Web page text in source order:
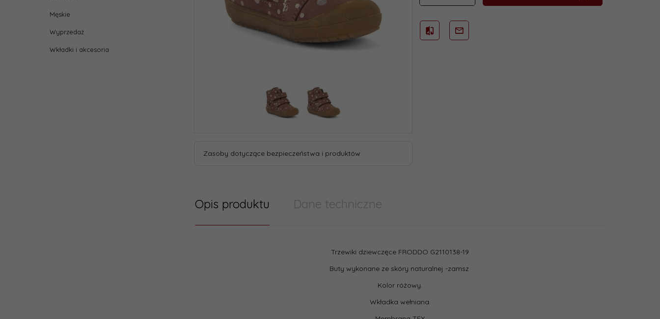
Męskie
Wyprzedaż
Wkładki i akcesoria
Zasoby dotyczące bezpieczeństwa i produktów
Opis produktu Dane techniczne
Trzewiki dziewczęce FRODDO G2110138-19
Buty wykonane ze skóry naturalnej -zamsz
Kolor różowy.
Wkładka wełniana.
Buty
zewnętrzny: